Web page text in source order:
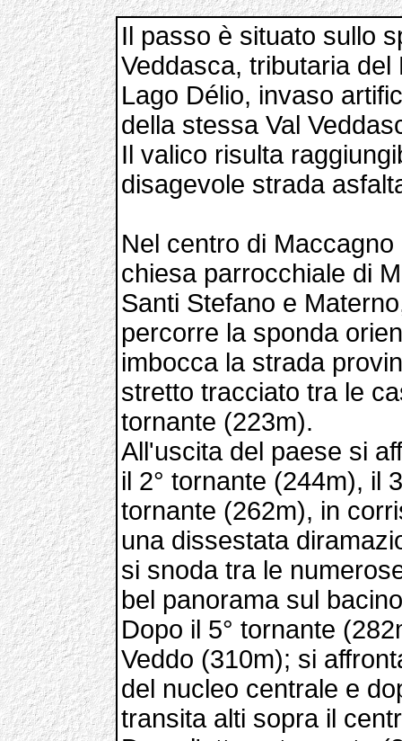
Il passo è situato sullo
Veddasca, tributaria
Lago Délio, invaso
della stessa Val
Il valico risulta
disagevole strada
Nel centro di
chiesa parrocchiale di
Santi Stefano e
percorre la sponda
imbocca la strada
stretto tracciato tra le
tornante (223m).
All'uscita del paese si
il 2° tornante (244m), il
tornante (262m), in
una dissestata
si snoda tra le
bel panorama sul
Dopo il 5° tornante
Veddo (310m); si
del nucleo centrale e
transita alti sopra il